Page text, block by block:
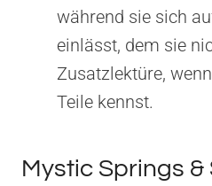
während sie sich
einlässt, dem sie
Zusatzlektüre,
Teile kennst.
Mystic Springs